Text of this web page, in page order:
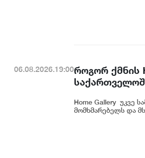
06.08.2026.19:00როგორ ქმნის
Home Gallery უკვე
მომხმარებელს და